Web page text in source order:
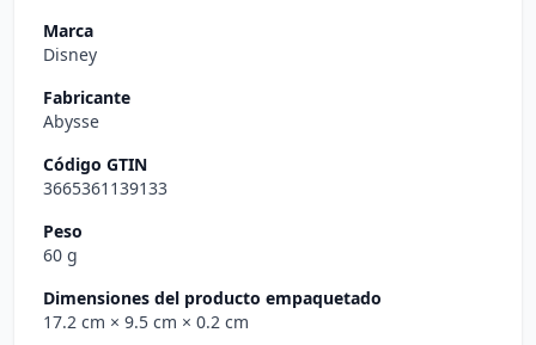
Marca
Disney
Fabricante
Abysse
Código GTIN
3665361139133
Peso
60 g
Dimensiones del producto empaquetado
17.2 cm × 9.5 cm × 0.2 cm